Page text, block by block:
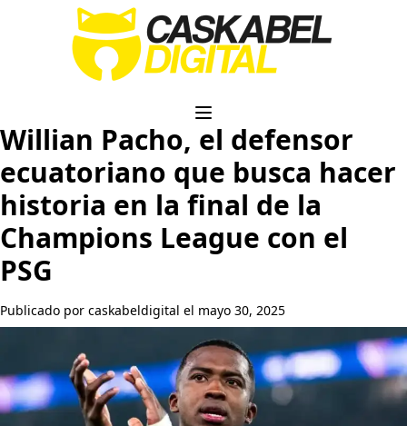
Willian Pacho, el defensor
ecuatoriano que busca hacer
historia en la final de la
Champions League con el
PSG
Publicado por caskabeldigital el mayo 30, 2025